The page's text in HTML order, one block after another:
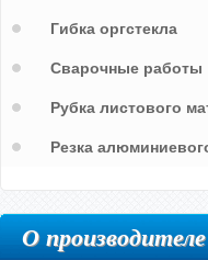
Гибка оргстекла
Сварочные работы
Рубка листового
Резка
О производителе